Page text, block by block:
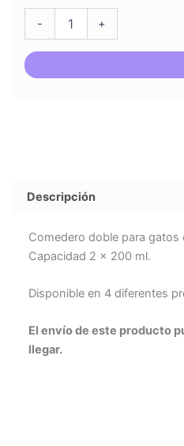
- +
Descripción
Comedero doble para
Capacidad 2 x 200 ml.
Disponible en 4 diferentes
El envío de este producto
llegar.